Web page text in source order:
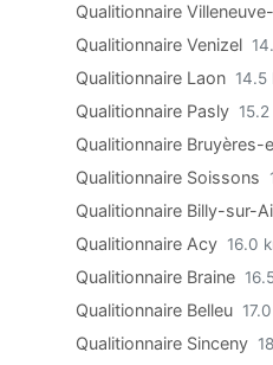
Qualitionnaire
Qualitionnaire Venizel
Qualitionnaire Laon 14.5
Qualitionnaire Pasly
Qualitionnaire
Qualitionnaire Soissons
Qualitionnaire Billy-sur-
Qualitionnaire Acy 16.0
Qualitionnaire Braine
Qualitionnaire Belleu
Qualitionnaire Sinceny